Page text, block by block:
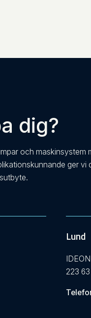
dig?
och maskinsystem
ger vi
Lund
223